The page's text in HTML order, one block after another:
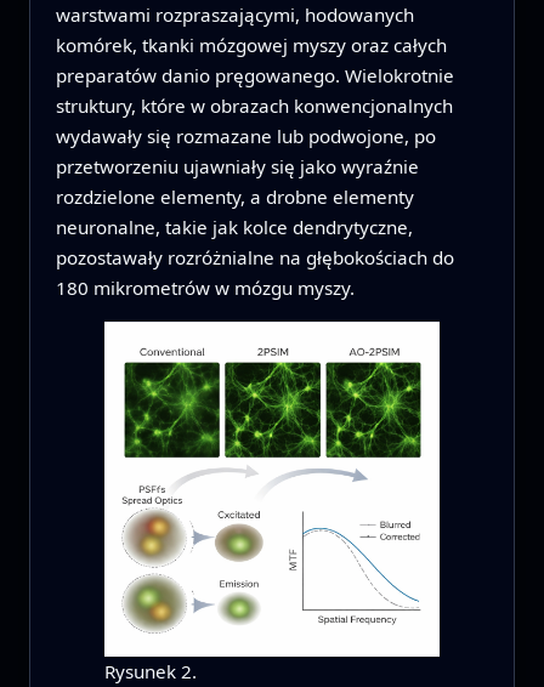
warstwami rozpraszającymi, hodowanych
komórek, tkanki mózgowej myszy oraz całych
preparatów danio pręgowanego. Wielokrotnie
struktury, które w obrazach konwencjonalnych
wydawały się rozmazane lub podwojone, po
przetworzeniu ujawniały się jako wyraźnie
rozdzielone elementy, a drobne elementy
neuronalne, takie jak kolce dendrytyczne,
pozostawały rozróżnialne na głębokościach do
180 mikrometrów w mózgu myszy.
Rysunek 2.